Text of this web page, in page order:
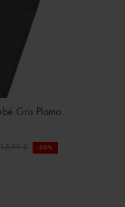
Gris Plomo
15,99 € -30%